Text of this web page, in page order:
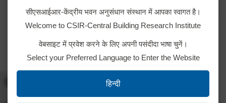
सीएसआईआर-केंद्रीय भवन अनुसंधान संस्थान में आपका स्वागत है।
Welcome to CSIR-Central Building Research Institute
वेबसाइट में प्रवेश करने के लिए अपनी पसंदीदा भाषा चुनें।
Select your Preferred Language to Enter the Website
हिन्दी